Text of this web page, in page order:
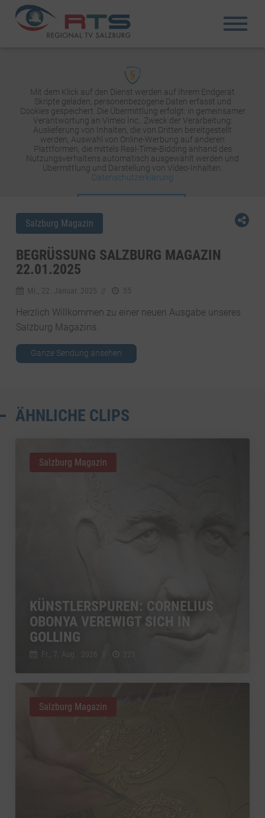
Mit dem Klick auf den Dienst werden auf Ihrem Endgerät
Skripte geladen, personenbezogene Daten erfasst und
Cookies gespeichert. Die Übermittlung erfolgt: in gemeinsamer
Verantwortung an Vimeo Inc.. Zweck der Verarbeitung:
Auslieferung von Inhalten, die von Dritten bereitgestellt
werden, Auswahl von Online-Werbung auf anderen
Plattformen, die mittels Real-Time-Bidding anhand des
Nutzungsverhaltens automatisch ausgewählt werden und
Übermittlung und Darstellung von Video-Inhalten.
Datenschutzerklärung
Salzburg Magazin
BEGRÜSSUNG SALZBURG MAGAZIN 2
2.01.2025
Mi., 22. Januar. 2025 55
Herzlich Willkommen zu einer neuen Ausgabe unseres
Salzburg Magazins.
Ganze Sendung ansehen
ÄHNLICHE CLIPS
KÜNSTLERSPUREN: CORNELIUS
OBONYA VEREWIGT SICH IN
GOLLING
Salzburg Magazin
Salzburg Magazin